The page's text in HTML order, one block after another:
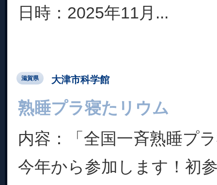
日時：2025年11月...
滋賀県 大津市科学館
熟睡プラ寝たリウム
内容：「全国一斉熟睡プ
今年から参加します！初